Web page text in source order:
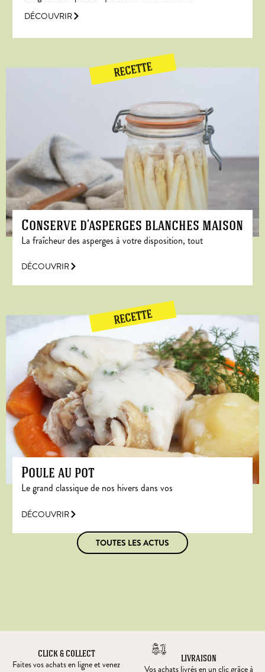
DÉCOUVRIR
RECETTE
Conserve d’asperges blanches maison
La fraîcheur des asperges à votre disposition, tout
DÉCOUVRIR
RECETTE
Poule au pot
Le grand classique de nos hivers dans vos
DÉCOUVRIR
TOUTES LES ACTUS
CLICK & COLLECT
Faites vos achats en ligne et venez
LIVRAISON
Vos achats livrés en un clic grâce à